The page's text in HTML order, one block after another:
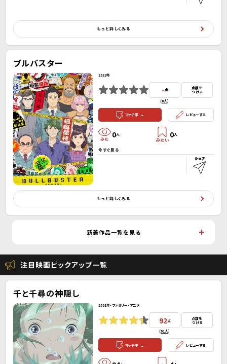
もっと詳しくみる
ブルバスター
2023年
-点
(0人）
点数を
つける
マッチ率 - レビューする
0人 0人
今すぐ見る
もっと詳しくみる
新着作品一覧を見る
注目映画ピックアップ一覧
千と千尋の神隠し
2001年・ファミリー・アニメ
92点
(91人）
点数を
つける
マッチ率 - レビューする